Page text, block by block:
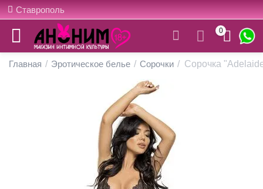
Ставрополь
0
Главная / Эротическое белье / Сорочки / Сорочка